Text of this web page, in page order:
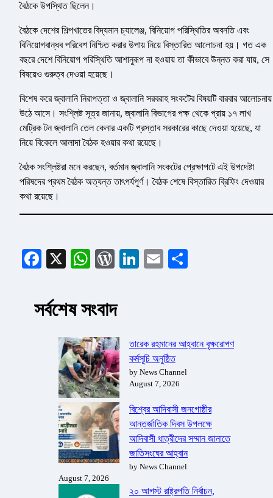
বৈঠকে উপস্থিত ছিলেন।
বৈঠকে দেশের শিল্পখাতের বিদ্যমান চ্যালেঞ্জ, বিনিয়োগ পরিস্থিতির অবনতি এবং
বিনিয়োগবান্ধব পরিবেশ নিশ্চিত করার উপায় নিয়ে বিস্তারিত আলোচনা হয়। গত এক
বছরে দেশে বিনিয়োগ পরিস্থিতি আশানুরূপ না হওয়ায় তা কীভাবে উন্নত করা যায়, সে
বিষয়েও গুরুত্ব দেওয়া হয়েছে।
বিশেষ করে জ্বালানি নিরাপত্তা ও জ্বালানি সরবরাহ সংকটের বিষয়টি বারবার আলোচনায়
উঠে আসে। সংশ্লিষ্ট সূত্র জানায়, জ্বালানি বিভাগের পক্ষ থেকে প্রায় ১৭ লাখ
মেট্রিক টন জ্বালানি তেল কেনার একটি প্রস্তাব সরকারের কাছে দেওয়া হয়েছে, যা
নিয়ে বিকেলে আলাদা বৈঠক হওয়ার কথা রয়েছে।
বৈঠক সংশ্লিষ্টরা মনে করছেন, বর্তমান জ্বালানি সংকটের প্রেক্ষাপটে এই উপদেষ্টা
পরিষদের প্রথম বৈঠক অত্যন্ত তাৎপর্যপূর্ণ। বৈঠক শেষে বিস্তারিত ব্রিফিং দেওয়ার
কথা রয়েছে।
Facebook
X WhatsApp
WordPress
LinkedIn
Email
সর্বশেষ সংবাদ
তারেক রহমানের আহ্বানে বৃক্ষরোপণ
কর্মসূচি অনুষ্ঠিত
by News Channel
August 7, 2026
বিশ্বের আদিবাসী জনগোষ্ঠীর
আন্তর্জাতিক দিবস উপলক্ষে
আদিবাসী ধাত্রীদের সম্মান জানাতে
জাতিসংঘের আহ্বান
by News Channel
August 7, 2026
২০ আগস্ট রাষ্ট্রপতি নির্বাচন,